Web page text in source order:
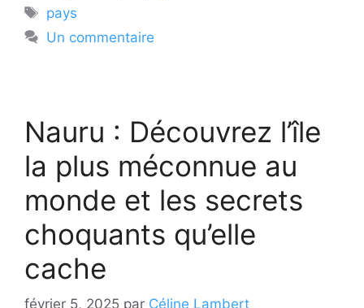
Étiquettes
pays
Un commentaire
Nauru : Découvrez l’île
la plus méconnue au
monde et les secrets
choquants qu’elle
cache
février 5, 2025 par Céline Lambert